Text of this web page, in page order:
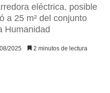
eléctrica, posible
a 25 m² del conjunto
Humanidad
2025 2 minutos de lectura